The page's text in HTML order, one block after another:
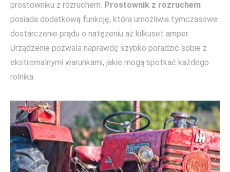
prostowniku z rozruchem. Prostownik z rozruchem
posiada dodatkową funkcję, która umożliwia tymczasowe
dostarczenie prądu o natężeniu aż kilkuset amper.
Urządzenie pozwala naprawdę szybko poradzić sobie z
ekstremalnymi warunkami, jakie mogą spotkać każdego
rolnika.